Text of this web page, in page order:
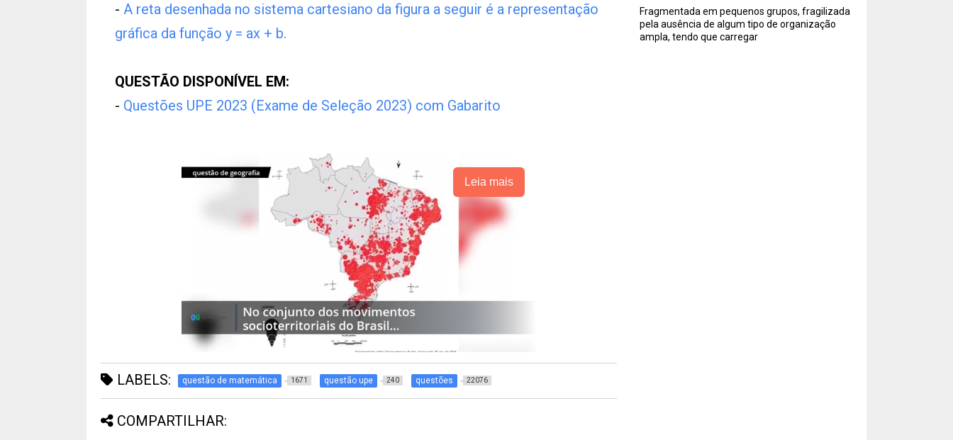
- A reta desenhada no sistema cartesiano da figura a seguir é a representação
gráfica da função y = ax + b.
QUESTÃO DISPONÍVEL EM:
- Questões UPE 2023 (Exame de Seleção 2023) com Gabarito
Leia mais
LABELS: questão de matemática 1671 questão upe 240 questões 22076
COMPARTILHAR:
Fragmentada em pequenos grupos, fragilizada
pela ausência de algum tipo de organização
ampla, tendo que carregar